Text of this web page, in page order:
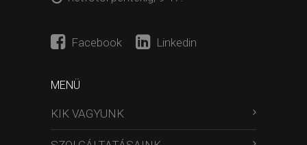
Facebook Linkedin
MENÜ
KIK VAGYUNK